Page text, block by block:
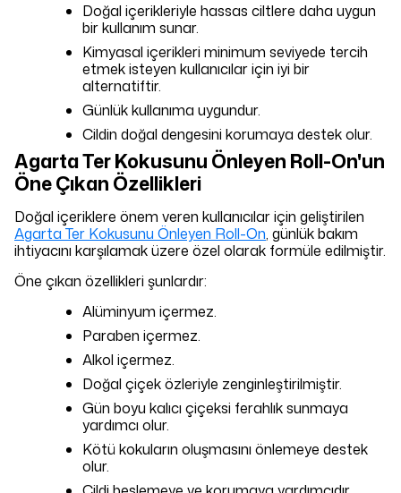
Doğal içerikleriyle hassas ciltlere daha uygun
bir kullanım sunar.
Kimyasal içerikleri minimum seviyede tercih
etmek isteyen kullanıcılar için iyi bir
alternatiftir.
Günlük kullanıma uygundur.
Cildin doğal dengesini korumaya destek olur.
Agarta Ter Kokusunu Önleyen Roll-On'un
Öne Çıkan Özellikleri
Doğal içeriklere önem veren kullanıcılar için geliştirilen
Agarta Ter Kokusunu Önleyen Roll-On, günlük bakım
ihtiyacını karşılamak üzere özel olarak formüle edilmiştir.
Öne çıkan özellikleri şunlardır:
Alüminyum içermez.
Paraben içermez.
Alkol içermez.
Doğal çiçek özleriyle zenginleştirilmiştir.
Gün boyu kalıcı çiçeksi ferahlık sunmaya
yardımcı olur.
Kötü kokuların oluşmasını önlemeye destek
olur.